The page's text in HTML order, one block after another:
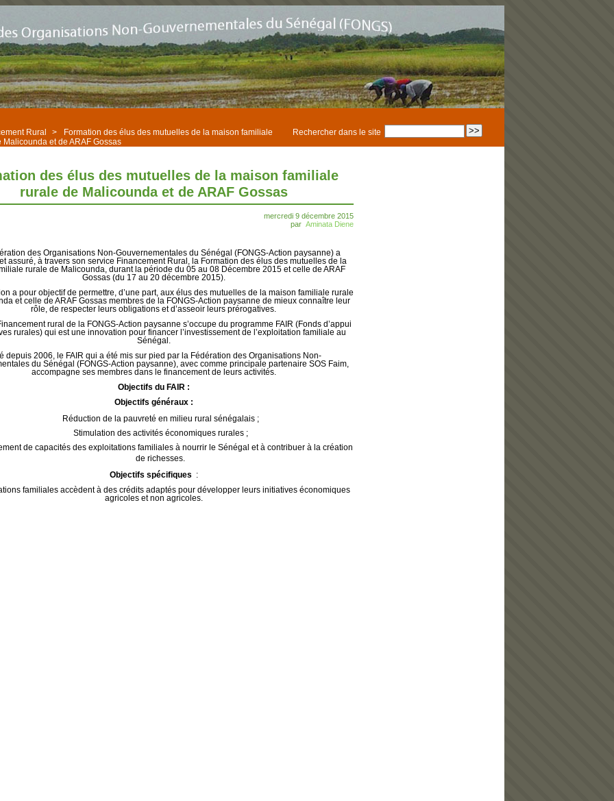
Rechercher dans le site
Rural >
Formation des élus des mutuelles de la maison familiale
Malicounda et de ARAF Gossas
des élus des mutuelles de la maison familiale
rurale de Malicounda et de ARAF Gossas
mercredi 9 décembre 2015
par Aminata Diene
des Organisations Non-Gouvernementales du Sénégal (FONGS-Action paysanne) a
assuré, à travers son service Financement Rural, la Formation des élus des mutuelles de la
rurale de Malicounda, durant la période du 05 au 08 Décembre 2015 et celle de ARAF
Gossas (du 17 au 20 décembre 2015).
a pour objectif de permettre, d’une part, aux élus des mutuelles de la maison familiale rurale
et celle de ARAF Gossas membres de la FONGS-Action paysanne de mieux connaître leur
rôle, de respecter leurs obligations et d’asseoir leurs prérogatives.
rural de la FONGS-Action paysanne s’occupe du programme FAIR (Fonds d’appui
rurales) qui est une innovation pour financer l’investissement de l’exploitation familiale au
Sénégal.
depuis 2006, le FAIR qui a été mis sur pied par la Fédération des Organisations Non-
du Sénégal (FONGS-Action paysanne), avec comme principale partenaire SOS Faim,
accompagne ses membres dans le financement de leurs activités.
Objectifs du FAIR :
Objectifs généraux :
Réduction de la pauvreté en milieu rural sénégalais ;
Stimulation des activités économiques rurales ;
de capacités des exploitations familiales à nourrir le Sénégal et à contribuer à la création
de richesses.
Objectifs spécifiques :
familiales accèdent à des crédits adaptés pour développer leurs initiatives économiques
agricoles et non agricoles.